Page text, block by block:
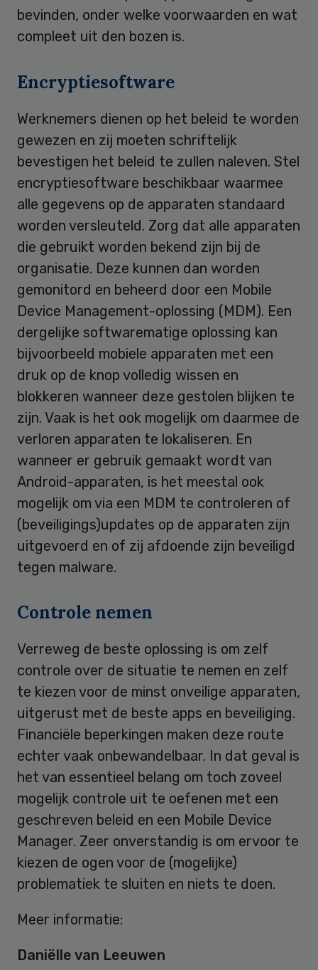
bevinden, onder welke voorwaarden en wat
compleet uit den bozen is.
Encryptiesoftware
Werknemers dienen op het beleid te worden
gewezen en zij moeten schriftelijk
bevestigen het beleid te zullen naleven. Stel
encryptiesoftware beschikbaar waarmee
alle gegevens op de apparaten standaard
worden versleuteld. Zorg dat alle apparaten
die gebruikt worden bekend zijn bij de
organisatie. Deze kunnen dan worden
gemonitord en beheerd door een Mobile
Device Management-oplossing (MDM). Een
dergelijke softwarematige oplossing kan
bijvoorbeeld mobiele apparaten met een
druk op de knop volledig wissen en
blokkeren wanneer deze gestolen blijken te
zijn. Vaak is het ook mogelijk om daarmee de
verloren apparaten te lokaliseren. En
wanneer er gebruik gemaakt wordt van
Android-apparaten, is het meestal ook
mogelijk om via een MDM te controleren of
(beveiligings)updates op de apparaten zijn
uitgevoerd en of zij afdoende zijn beveiligd
tegen malware.
Controle nemen
Verreweg de beste oplossing is om zelf
controle over de situatie te nemen en zelf
te kiezen voor de minst onveilige apparaten,
uitgerust met de beste apps en beveiliging.
Financiële beperkingen maken deze route
echter vaak onbewandelbaar. In dat geval is
het van essentieel belang om toch zoveel
mogelijk controle uit te oefenen met een
geschreven beleid en een Mobile Device
Manager. Zeer onverstandig is om ervoor te
kiezen de ogen voor de (mogelijke)
problematiek te sluiten en niets te doen.
Meer informatie:
Daniëlle van Leeuwen